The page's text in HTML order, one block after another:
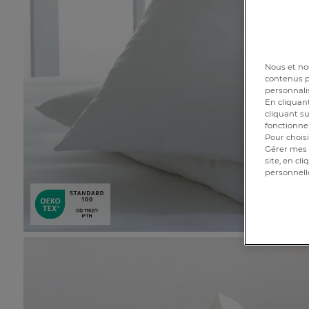
Nous et
contenus
En
cliquant
Pour
Gérer
site, en